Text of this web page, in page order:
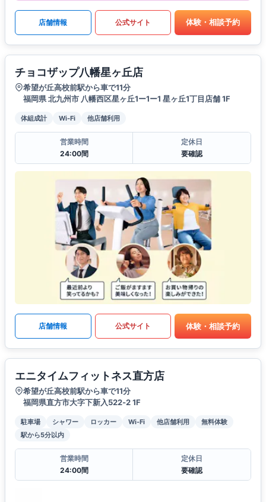
店舗情報 公式サイト 体験・相談予約
チョコザップ八幡星ヶ丘店
希望が丘高校前駅から車で11分
福岡県 北九州市 八幡西区星ヶ丘1ー1ー1 星ヶ丘1丁目店舗 1F
体組成計 Wi-Fi 他店舗利用
営業時間
24:00間
定休日
要確認
店舗情報 公式サイト 体験・相談予約
エニタイムフィットネス直方店
希望が丘高校前駅から車で11分
福岡県直方市大字下新入522‐2 1F
駐車場 シャワー ロッカー Wi-Fi 他店舗利用
無料体験
駅から5分以内
営業時間
24:00間
定休日
要確認